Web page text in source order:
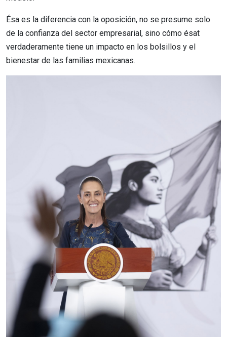
Ésa es la diferencia con la oposición, no se presume solo
de la confianza del sector empresarial, sino cómo ésat
verdaderamente tiene un impacto en los bolsillos y el
bienestar de las familias mexicanas.